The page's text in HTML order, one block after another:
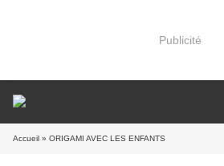
Publicité
Accueil » ORIGAMI AVEC LES ENFANTS